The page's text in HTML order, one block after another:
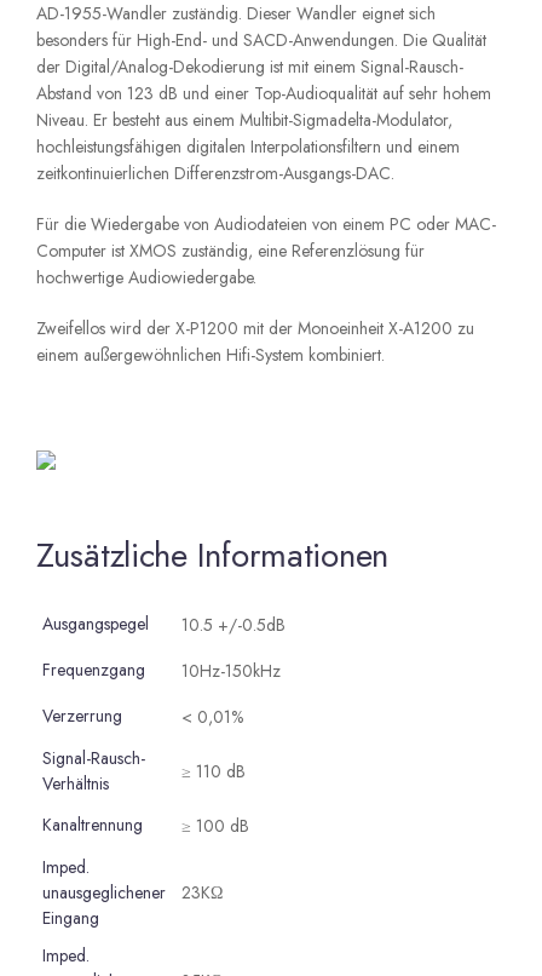
AD-1955-Wandler zuständig. Dieser Wandler eignet sich
besonders für High-End- und SACD-Anwendungen. Die Qualität
der Digital/Analog-Dekodierung ist mit einem Signal-Rausch-
Abstand von 123 dB und einer Top-Audioqualität auf sehr hohem
Niveau. Er besteht aus einem Multibit-Sigmadelta-Modulator,
hochleistungsfähigen digitalen Interpolationsfiltern und einem
zeitkontinuierlichen Differenzstrom-Ausgangs-DAC.
Für die Wiedergabe von Audiodateien von einem PC oder MAC-
Computer ist XMOS zuständig, eine Referenzlösung für
hochwertige Audiowiedergabe.
Zweifellos wird der X-P1200 mit der Monoeinheit X-A1200 zu
einem außergewöhnlichen Hifi-System kombiniert.
Zusätzliche Informationen
Ausgangspegel
10.5 +/-0.5dB
Frequenzgang
10Hz-150kHz
Verzerrung
< 0,01%
Signal-Rausch-
Verhältnis
≥ 110 dB
Kanaltrennung
≥ 100 dB
Imped.
unausgeglichener
Eingang
23KΩ
Imped.